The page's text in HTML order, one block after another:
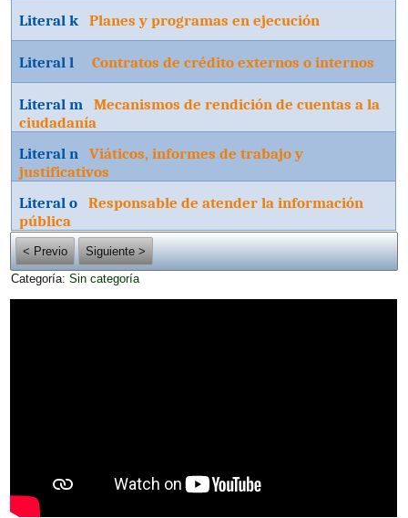
Literal kPlanes y programas en ejecución
Literal lContratos de crédito externos o internos
Literal mMecanismos de rendición de cuentas a la
ciudadanía
Literal nViáticos, informes de trabajo y
justificativos
Literal oResponsable de atender la información
pública
< Previo
Siguiente >
Categoría:Sin categoría